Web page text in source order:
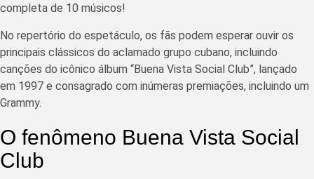
completa de 10 músicos!
No repertório do espetáculo, os fãs podem esperar ouvir os
principais clássicos do aclamado grupo cubano, incluindo
canções do icônico álbum “Buena Vista Social Club”, lançado
em 1997 e consagrado com inúmeras premiações, incluindo um
Grammy.
O fenômeno Buena Vista Social
Club